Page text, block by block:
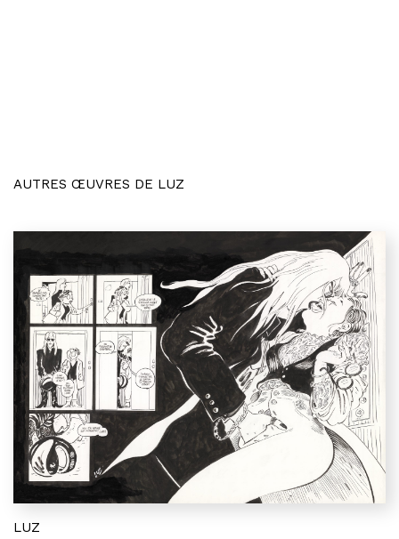
AUTRES ŒUVRES DE LUZ
LUZ